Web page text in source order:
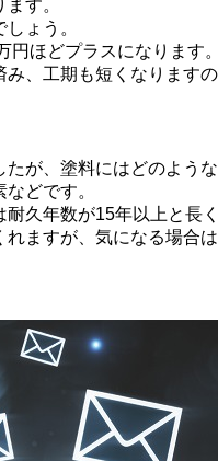
す。
ょう。
ほどプラスになります。
、工期も短くなります
が、塗料にはどのよう
どです。
久年数が15年以上と長
ますが、気になる場合